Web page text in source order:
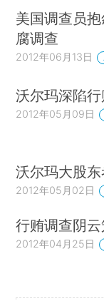
美国调查员
腐调查
2012年06月13日
沃尔玛深陷行
2012年05月09日
沃尔玛大股
2012年05月02日
行贿调查阴
2012年04月25日